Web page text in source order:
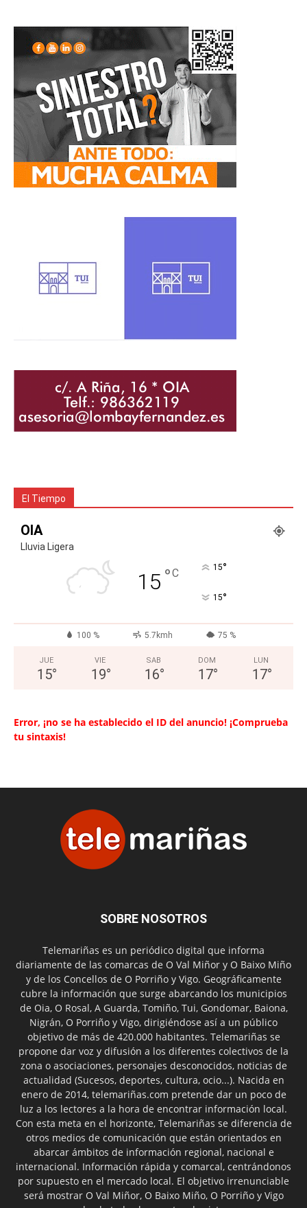
El Tiempo
OIA
Lluvia Ligera
15 °C 15°
15°
100 % 5.7kmh 75 %
JUE
15°
VIE
19°
SAB
16°
DOM
17°
LUN
17°
Error, ¡no se ha establecido el ID del anuncio! ¡Comprueba
tu sintaxis!
SOBRE NOSOTROS
Telemariñas es un periódico digital que informa
diariamente de las comarcas de O Val Miñor y O Baixo Miño
y de los Concellos de O Porriño y Vigo. Geográficamente
cubre la información que surge abarcando los municipios
de Oia, O Rosal, A Guarda, Tomiño, Tui, Gondomar, Baiona,
Nigrán, O Porriño y Vigo, dirigiéndose así a un público
objetivo de más de 420.000 habitantes. Telemariñas se
propone dar voz y difusión a los diferentes colectivos de la
zona o asociaciones, personajes desconocidos, noticias de
actualidad (Sucesos, deportes, cultura, ocio...). Nacida en
enero de 2014, telemariñas.com pretende dar un poco de
luz a los lectores a la hora de encontrar información local.
Con esta meta en el horizonte, Telemariñas se diferencia de
otros medios de comunicación que están orientados en
abarcar ámbitos de información regional, nacional e
internacional. Información rápida y comarcal, centrándonos
por supuesto en el mercado local. El objetivo irrenunciable
será mostrar O Val Miñor, O Baixo Miño, O Porriño y Vigo